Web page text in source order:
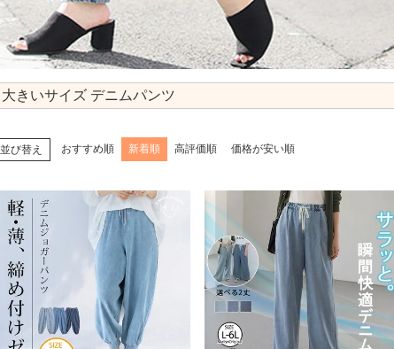
大きいサイズ デニムパンツ
並び替え おすすめ順 新着順 高評価順 価格が安い順